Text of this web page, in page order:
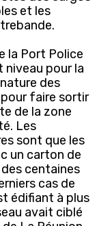
et les
la Port Police
pour la
des
faire sortir
de la zone
Les
sont que les
un carton de
centaines
cas de
édifiant à plus
avait ciblé